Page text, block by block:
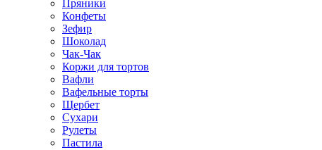
Пряники
Конфеты
Зефир
Шоколад
Чак-Чак
Коржи для тортов
Вафли
Вафельные торты
Щербет
Сухари
Рулеты
Пастила